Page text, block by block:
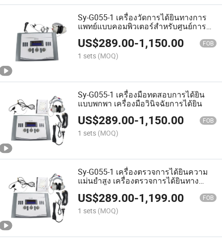
Sy-G055-1 เครื่องวัดการได้ยินทางการ
แพทย์แบบคอมพิวเตอร์สำหรับศูนย์การ
ได้ยิน
US$289.00-1,150.00 FOB
1 sets (MOQ)
Sy-G055-1 เครื่องมือทดสอบการได้ยิน
แบบพกพา เครื่องมือวินิจฉัยการได้ยิน
US$289.00-1,150.00 FOB
1 sets (MOQ)
Sy-G055-1 เครื่องตรวจการได้ยินความ
แม่นยำสูง เครื่องตรวจการได้ยินทาง
US$289.00-1,199.00 FOB
1 sets (MOQ)